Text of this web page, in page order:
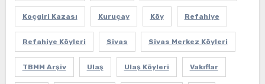
Koçgiri Kazası Kuruçay Köy Refahiye
Refahiye Köyleri Sivas Sivas Merkez Köyleri
TBMM Arşiv Ulaş Ulaş Köyleri Vakıflar